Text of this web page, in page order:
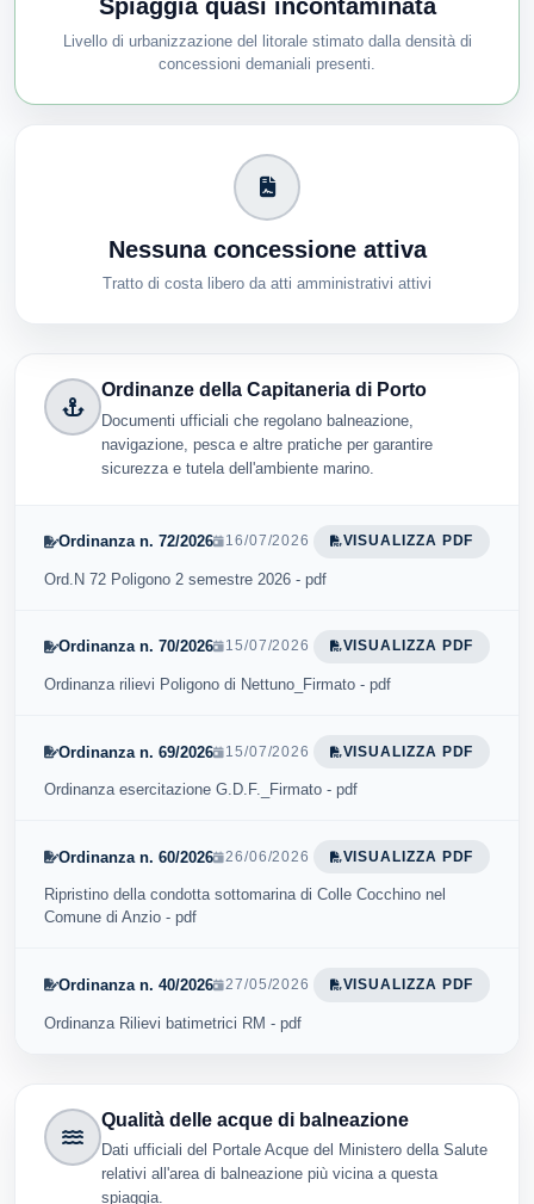
Spiaggia quasi incontaminata
Livello di urbanizzazione del litorale stimato dalla densità di
concessioni demaniali presenti.
Nessuna concessione attiva
Tratto di costa libero da atti amministrativi attivi
Ordinanze della Capitaneria di Porto
Documenti ufficiali che regolano balneazione,
navigazione, pesca e altre pratiche per garantire
sicurezza e tutela dell'ambiente marino.
Ordinanza n. 72/2026 16/07/2026 VISUALIZZA PDF
Ord.N 72 Poligono 2 semestre 2026 - pdf
Ordinanza n. 70/2026 15/07/2026 VISUALIZZA PDF
Ordinanza rilievi Poligono di Nettuno_Firmato - pdf
Ordinanza n. 69/2026 15/07/2026 VISUALIZZA PDF
Ordinanza esercitazione G.D.F._Firmato - pdf
Ordinanza n. 60/2026 26/06/2026 VISUALIZZA PDF
Ripristino della condotta sottomarina di Colle Cocchino nel
Comune di Anzio - pdf
Ordinanza n. 40/2026 27/05/2026 VISUALIZZA PDF
Ordinanza Rilievi batimetrici RM - pdf
Qualità delle acque di balneazione
Dati ufficiali del Portale Acque del Ministero della Salute
relativi all'area di balneazione più vicina a questa
spiaggia.